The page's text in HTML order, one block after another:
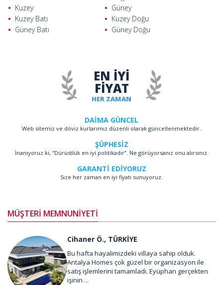
Kuzey
Güney
Kuzey Batı
Kuzey Doğu
Güney Batı
Güney Doğu
HER ZAMAN
EN İYİ
FİYAT
DAİMA GÜNCEL
Web sitemiz ve döviz kurlarımız düzenli olarak güncellenmektedir.
ŞÜPHESİZ
İnanıyoruz ki, “Dürüstlük en iyi politikadır”. Ne görüyorsanız onu alırsınız.
GARANTİ EDİYORUZ
Size her zaman en iyi fiyatı sunuyoruz.
MÜŞTERİ MEMNUNİYETİ
Cihaner Ö., TÜRKİYE
Bu hafta hayalimizdeki villaya sahip olduk.
Antalya Homes çok güzel bir organizasyon ile
satış işlemlerini tamamladı. Eyüphan gerçekten
işinin ...